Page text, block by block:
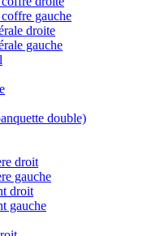
gauche
droite
gauche
double)
droit
gauche
droit
gauche